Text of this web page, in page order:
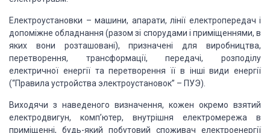
Електроустановки – машини, апарати, лінії електропередач і
допоміжне обладнання (разом зі спорудами і приміщеннями, в
яких вони розташовані), призначені для виробництва,
перетворення, трансформації, передачі, розподілу
електричної енергії та перетворення її в інші види енергії
(“Правила устройства электроустановок” – ПУЭ).
Виходячи з наведеного визначення, кожен окремо взятий
електродвигун, комп’ютер, внутрішня електромережа в
приміщенні, будь-який побутовий споживач електроенергії